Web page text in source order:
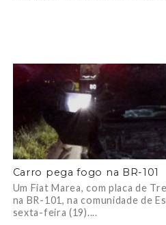
Carro pega fogo na BR-101
Um Fiat Marea, com placa de
na BR-101, na comunidade de
sexta-feira (19)....